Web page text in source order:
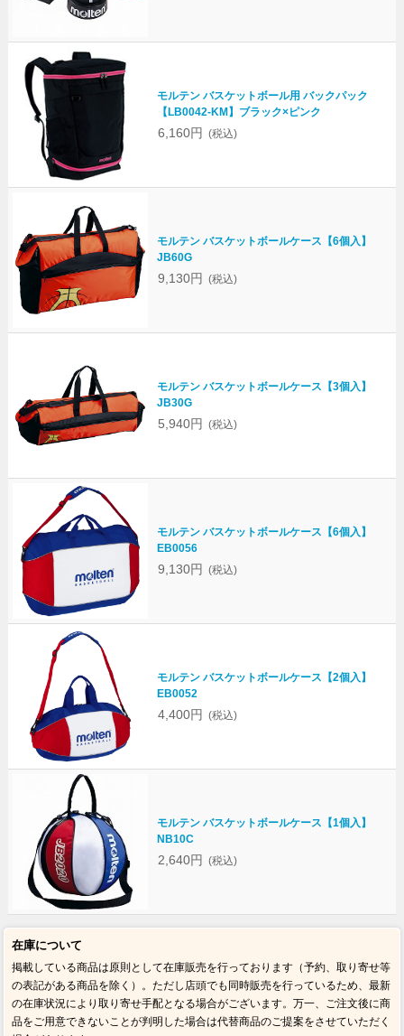
モルテン バスケットボール用 バックパック
【LB0042-KM】ブラック×ピンク
6,160円 (税込)
モルテン バスケットボールケース【6個入】
JB60G
9,130円 (税込)
モルテン バスケットボールケース【3個入】
JB30G
5,940円 (税込)
モルテン バスケットボールケース【6個入】
EB0056
9,130円 (税込)
モルテン バスケットボールケース【2個入】
EB0052
4,400円 (税込)
モルテン バスケットボールケース【1個入】
NB10C
2,640円 (税込)
在庫について
掲載している商品は原則として在庫販売を行っております（予約、取り寄せ等
の表記がある商品を除く）。ただし店頭でも同時販売を行っているため、最新
の在庫状況により取り寄せ手配となる場合がございます。万一、ご注文後に商
品をご用意できないことが判明した場合は代替商品のご提案をさせていただく